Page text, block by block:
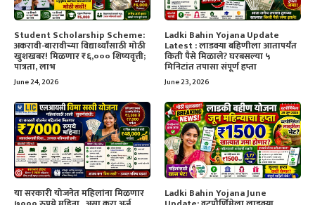
Student Scholarship Scheme:
अकरावी-बारावीच्या विद्यार्थ्यांसाठी मोठी
खुशखबर! मिळणार ₹६,००० शिष्यवृत्ती;
पात्रता, लाभ
June 24, 2026
Ladki Bahin Yojana Update
Latest : लाडक्या बहिणीला आतापर्यंत
किती पैसे मिळाले? घरबसल्या ५
मिनिटांत तपासा संपूर्ण हप्ता
June 23, 2026
या सरकारी योजनेत महिलांना मिळणार Ladki Bahin Yojana June